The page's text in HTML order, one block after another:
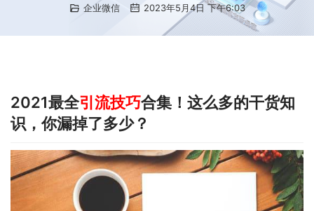
企业微信 2023年5月4日 下午6:03
2021最全引流技巧合集！这么多的干货知
识，你漏掉了多少？